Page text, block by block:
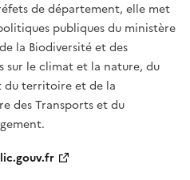
de département, elle met
publiques du ministère
la Biodiversité et des
le climat et la nature, du
du territoire et de la
des Transports et du